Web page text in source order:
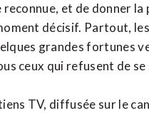
et de donner la
décisif. Partout,
grandes fortunes
ceux qui refusent de
TV, diffusée sur le